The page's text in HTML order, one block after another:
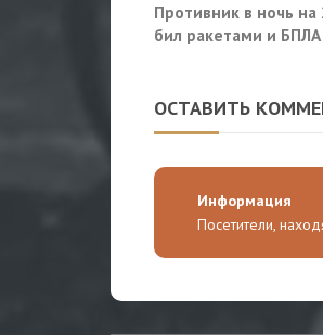
Противник в ночь на
бил ракетами и БПЛА
ОСТАВИТЬ
Информация
Посетители,